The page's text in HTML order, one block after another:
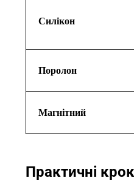
Силікон
Поролон
Магнітний
Практичні